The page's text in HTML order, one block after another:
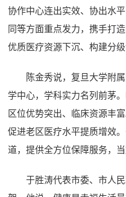
协作中心连出实效、协出水
同等方面重点发力，携手打
优质医疗资源下沉、构建分
陈金秀说，复旦大学附
学中心，学科实力名列前茅
区位优势突出、临床资源丰
促进老区医疗水平提质增效
道，提供全方位保障服务，
于胜涛代表市委、市人